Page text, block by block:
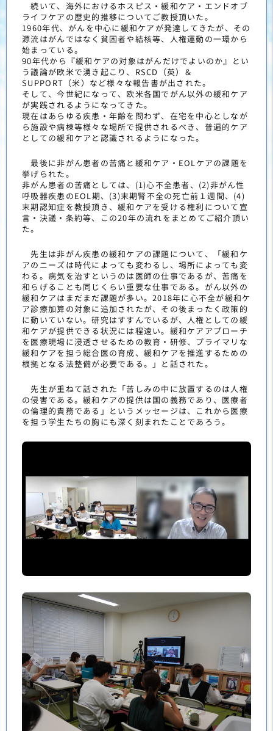
続いて、海外におけるホスピス・緩和ケア・エンドオブ
ライフケアの歴史的推移についてご教授頂いた。
1960年代、がんを中心に緩和ケアが発達してきたが、その
源流はがんではなく貧困者や結核等、人権運動の一環から
始まっている。
90年代から『緩和ケアの対象はがんだけでよいのか』とい
う議論が欧米で湧き起こり、RSCD（英）＆
SUPPORT（米）など様々な報告書が出された。
そして、今世紀になって、欧米各国でがん以外の緩和ケア
が実践されるようになってきた。
現在はあらゆる疾患・年齢を問わず、在宅を中心としなが
ら施設や病棟等様々な場所で提供されるべき、普遍的ケア
としての緩和ケアと認識されるようになった。
最後に非がん患者の苦痛と緩和ケア・EOLケアの課題を
挙げられた。
非がん患者の苦痛としては、(1)心不全患者、(2)非がん性
呼吸器疾患のEOL期、(3)末期腎不全の死亡前１週間、(4)
末期認知症を教授頂き、緩和ケアを受ける権利について宣
言・決議・条約等、この20年の流れをまとめてご紹介頂い
た。
先生は非がん疾患の緩和ケアの課題について、「緩和ケ
アのニーズは時代によっても変わるし、場所によっても変
わる。病気を治すというのは医師の仕事であるが、苦痛を
和らげることも同じくらい重要な仕事である。がん以外の
緩和ケアはまだまだ課題が多い。2018年に心不全が緩和ケ
ア診療加算の対象に追加されたが、その後まったく政策的
に動いていない。研究はすすんでいるが、人権としての緩
和ケアが提供できる状況には程遠い。緩和ケアアプローチ
を医療現場に浸透させるための教育・研修、プライマリな
緩和ケアを担う総合医の育成、緩和ケアを推進するための
根拠となる法整備が必要である。」と話された。
先生が重ねて話された「苦しみの中に放置するのは人権
の侵害である。緩和ケアの提供は国の義務であり、医療者
の倫理的責務である」というメッセージは、これから医療
を担う学生たちの胸にも深く刻まれたことであろう。